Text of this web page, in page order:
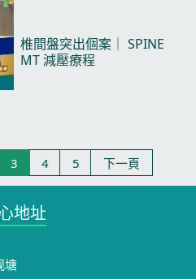
椎間盤突出個案｜ SPINE
MT 減壓療程​
3 4 5 下一頁
地址​
塘